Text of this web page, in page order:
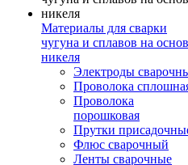
Материалы для сварки
чугуна и сплавов на
никеля
Электроды
Проволока
Проволока
порошковая
Прутки
Флюс сварочный
Ленты сварочные